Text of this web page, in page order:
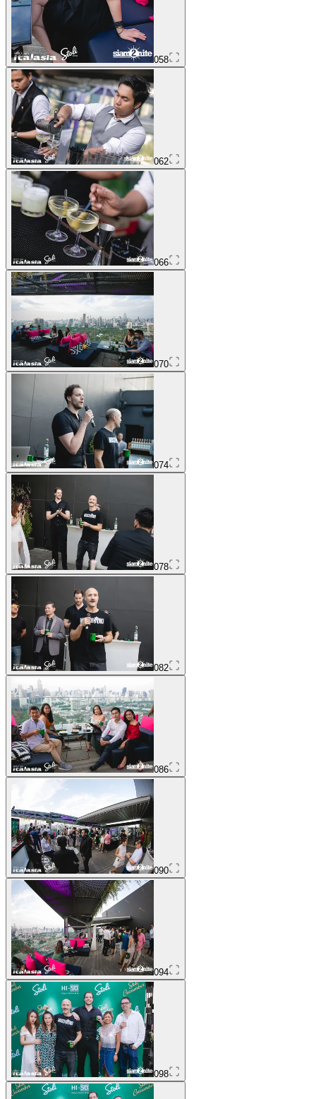
058
062
066
070
074
078
082
086
090
094
098